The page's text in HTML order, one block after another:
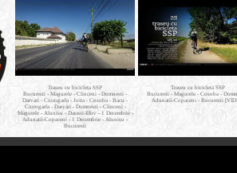
Traseu cu bicicleta SSP
Bucuresti - Magurele - Clinceni - Domnesti -
Darvari - Ciorogarla - Joita - Cosoba - Bacu -
Ciorogarla - Darvari - Domnesti - Clinceni -
Magurele - Alunisu - Darasti-Ilfov - 1 Decembrie -
Adunatii-Copaceni - 1 Decembrie - Alunisu -
Bucuresti
Traseu cu bicicleta SSP
Bucuresti - Magurele - Cosoba -
Adunatii-Copaceni - Bucuresti